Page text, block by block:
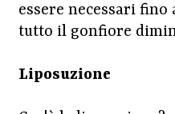
essere necessari fino
tutto il gonfiore
Liposuzione